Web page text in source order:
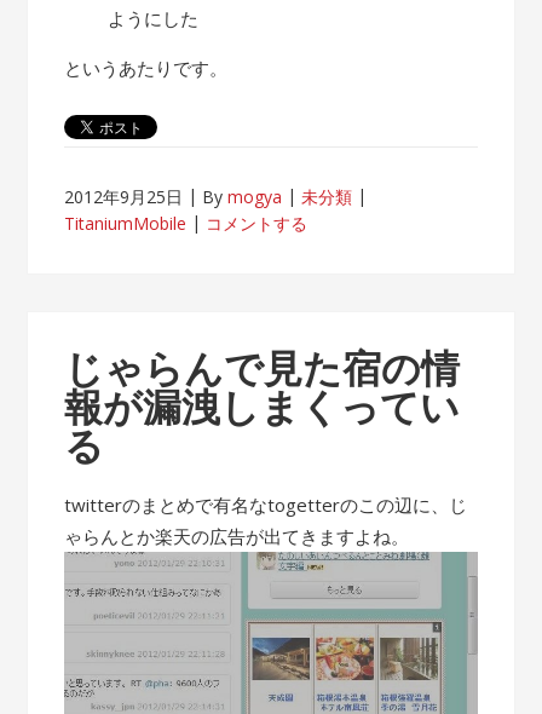
ようにした
というあたりです。
2012年9月25日 Bymogya
未分類
TitaniumMobile
コメントする
じゃらんで見た宿の情
報が漏洩しまくってい
る
twitterのまとめで有名なtogetterのこの辺に、じ
ゃらんとか楽天の広告が出てきますよね。